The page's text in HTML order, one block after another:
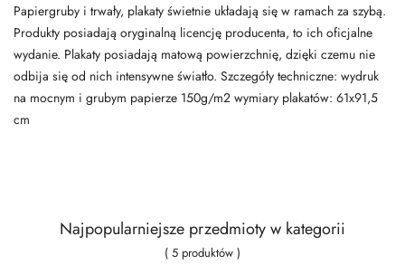
Papiergruby i trwały, plakaty świetnie układają się w ramach za szybą.
Produkty posiadają oryginalną licencję producenta, to ich oficjalne
wydanie. Plakaty posiadają matową powierzchnię, dzięki czemu nie
odbija się od nich intensywne światło. Szczegóły techniczne: wydruk
na mocnym i grubym papierze 150g/m2 wymiary plakatów: 61x91,5
cm
Najpopularniejsze przedmioty w kategorii
( 5 produktów )